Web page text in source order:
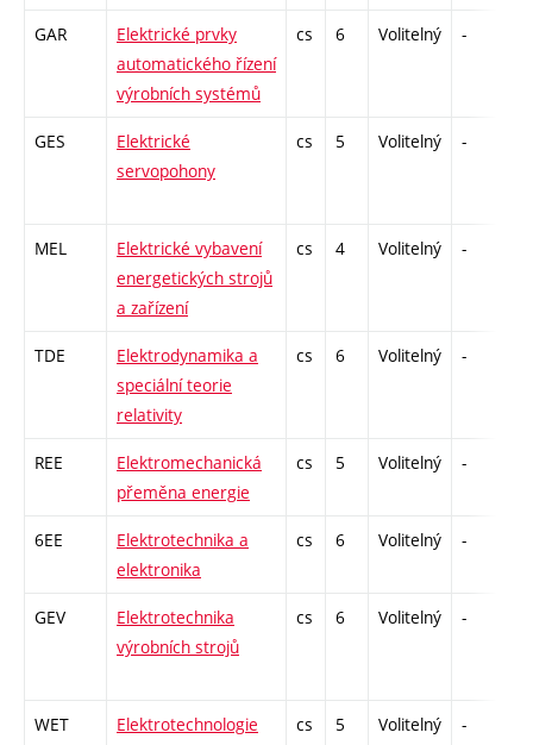
GAR
Elektrické prvky
automatického řízení
výrobních systémů
cs 6 Volitelný -
GES
Elektrické
servopohony
cs 5 Volitelný -
MEL
Elektrické vybavení
energetických strojů
a zařízení
cs 4 Volitelný -
TDE
Elektrodynamika a
speciální teorie
relativity
cs 6 Volitelný -
REE
Elektromechanická
přeměna energie
cs 5 Volitelný -
6EE
Elektrotechnika a
elektronika
cs 6 Volitelný -
GEV
Elektrotechnika
výrobních strojů
cs 6 Volitelný -
WET Elektrotechnologie cs 5 Volitelný -